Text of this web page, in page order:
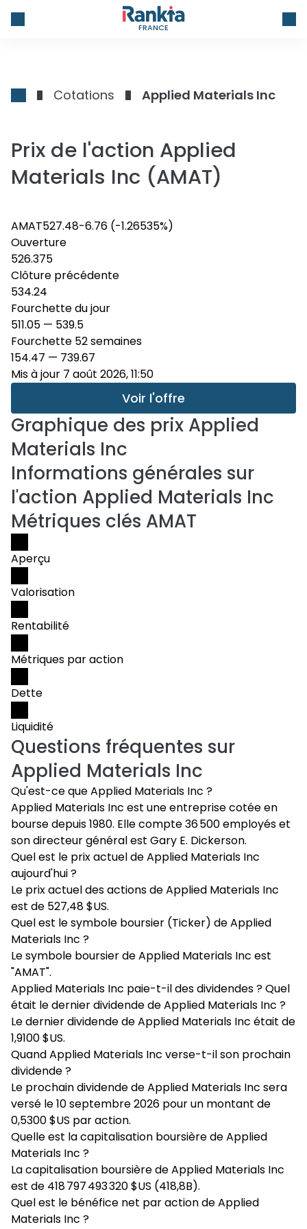
FRANCE
Cotations Applied Materials Inc
Prix de l'action Applied
Materials Inc (AMAT)
AMAT527.48-6.76 (-1.26535%)
Ouverture
526.375
Clôture précédente
534.24
Fourchette du jour
511.05 — 539.5
Fourchette 52 semaines
154.47 — 739.67
Mis à jour 7 août 2026, 11:50
Voir l'offre
Graphique des prix Applied
Materials Inc
Informations générales sur
l'action Applied Materials Inc
Métriques clés AMAT
Aperçu
Valorisation
Rentabilité
Métriques par action
Dette
Liquidité
Questions fréquentes sur
Applied Materials Inc
Qu'est-ce que Applied Materials Inc ?
Applied Materials Inc est une entreprise cotée en
bourse depuis 1980. Elle compte 36 500 employés et
son directeur général est Gary E. Dickerson.
Quel est le prix actuel de Applied Materials Inc
aujourd'hui ?
Le prix actuel des actions de Applied Materials Inc
est de 527,48 $US.
Quel est le symbole boursier (Ticker) de Applied
Materials Inc ?
Le symbole boursier de Applied Materials Inc est
"AMAT".
Applied Materials Inc paie-t-il des dividendes ? Quel
était le dernier dividende de Applied Materials Inc ?
Le dernier dividende de Applied Materials Inc était de
1,9100 $US.
Quand Applied Materials Inc verse-t-il son prochain
dividende ?
Le prochain dividende de Applied Materials Inc sera
versé le 10 septembre 2026 pour un montant de
0,5300 $US par action.
Quelle est la capitalisation boursière de Applied
Materials Inc ?
La capitalisation boursière de Applied Materials Inc
est de 418 797 493 320 $US (418,8B).
Quel est le bénéfice net par action de Applied
Materials Inc ?